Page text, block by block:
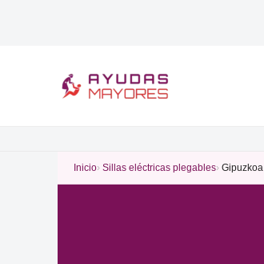
Inicio Sillas eléctricas plegables Gipuzkoa